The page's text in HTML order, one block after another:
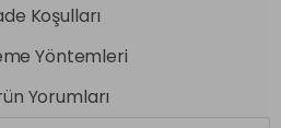
Koşulları
Yöntemleri
Yorumları